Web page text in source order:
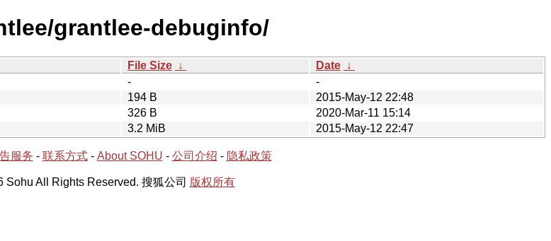
grantlee-debuginfo/
File Size ↓ Date ↓
-
-
194 B
2015-May-12 22:48
326 B
2020-Mar-11 15:14
3.2 MiB 2015-May-12 22:47
服务 - 联系方式- About SOHU - 公司介绍 - 隐私政策
Sohu All Rights Reserved. 搜狐公司 版权所有